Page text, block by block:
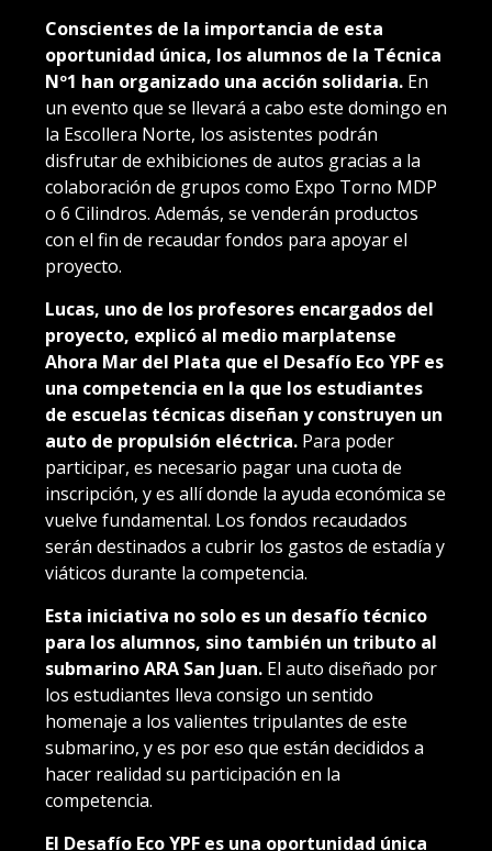
Conscientes de la importancia de esta
oportunidad única, los alumnos de la Técnica
Nº1 han organizado una acción solidaria. En
un evento que se llevará a cabo este domingo en
la Escollera Norte, los asistentes podrán
disfrutar de exhibiciones de autos gracias a la
colaboración de grupos como Expo Torno MDP
o 6 Cilindros. Además, se venderán productos
con el fin de recaudar fondos para apoyar el
proyecto.
Lucas, uno de los profesores encargados del
proyecto, explicó al medio marplatense
Ahora Mar del Plata que el Desafío Eco YPF es
una competencia en la que los estudiantes
de escuelas técnicas diseñan y construyen un
auto de propulsión eléctrica. Para poder
participar, es necesario pagar una cuota de
inscripción, y es allí donde la ayuda económica se
vuelve fundamental. Los fondos recaudados
serán destinados a cubrir los gastos de estadía y
viáticos durante la competencia.
Esta iniciativa no solo es un desafío técnico
para los alumnos, sino también un tributo al
submarino ARA San Juan. El auto diseñado por
los estudiantes lleva consigo un sentido
homenaje a los valientes tripulantes de este
submarino, y es por eso que están decididos a
hacer realidad su participación en la
competencia.
El Desafío Eco YPF es una oportunidad única